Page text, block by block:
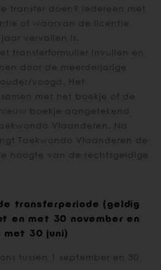
transfer doen? Iedereen met
of waarvan de licentie
vervallen is.
transferformulier invullen en
door de meerderjarige
voogd. Het
samen met het boekje of de
boekje aangetekend
Vlaanderen. Na
Taekwondo Vlaanderen de
hoogte van de rechtsgeldige
transferperiode (geldig
en met 30 november en
met 30 juni)
tussen 1 september en 30